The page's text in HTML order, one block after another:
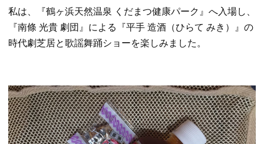
私は、『鶴ヶ浜天然温泉 くだまつ健康パーク』へ入場し、
『南條 光貴 劇団』による『平手 造酒（ひらて みき）』の
時代劇芝居と歌謡舞踊ショーを楽しみました。